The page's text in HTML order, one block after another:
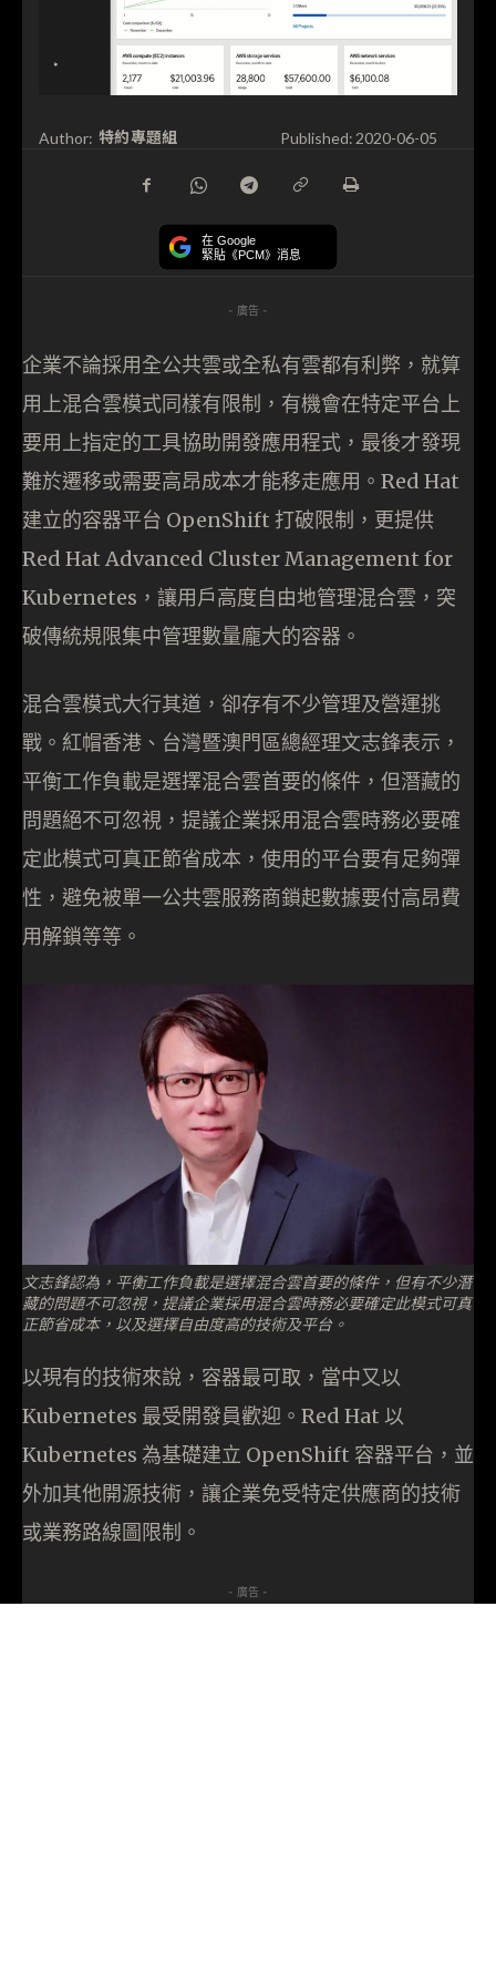
Author: 特約專題組 Published: 2020-06-05
在 Google
緊貼《PCM》消息
- 廣告 -
企業不論採用全公共雲或全私有雲都有利弊，就算
用上混合雲模式同樣有限制，有機會在特定平台上
要用上指定的工具協助開發應用程式，最後才發現
難於遷移或需要高昂成本才能移走應用。Red Hat
建立的容器平台 OpenShift 打破限制，更提供
Red Hat Advanced Cluster Management for
Kubernetes，讓用戶高度自由地管理混合雲，突
破傳統規限集中管理數量龐大的容器。
混合雲模式大行其道，卻存有不少管理及營運挑
戰。紅帽香港、台灣暨澳門區總經理文志鋒表示，
平衡工作負載是選擇混合雲首要的條件，但潛藏的
問題絕不可忽視，提議企業採用混合雲時務必要確
定此模式可真正節省成本，使用的平台要有足夠彈
性，避免被單一公共雲服務商鎖起數據要付高昂費
用解鎖等等。
文志鋒認為，平衡工作負載是選擇混合雲首要的條件，但有不少潛
藏的問題不可忽視，提議企業採用混合雲時務必要確定此模式可真
正節省成本，以及選擇自由度高的技術及平台。
以現有的技術來說，容器最可取，當中又以
Kubernetes 最受開發員歡迎。Red Hat 以
Kubernetes 為基礎建立 OpenShift 容器平台，並
外加其他開源技術，讓企業免受特定供應商的技術
或業務路線圖限制。
- 廣告 -